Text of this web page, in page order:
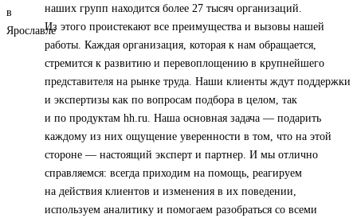
наших групп находится более 27 тысяч организаций.
Из этого проистекают все преимущества и вызовы нашей
работы. Каждая организация, которая к нам обращается,
стремится к развитию и перевоплощению в крупнейшего
представителя на рынке труда. Наши клиенты ждут поддержки
и экспертизы как по вопросам подбора в целом, так
и по продуктам hh.ru. Наша основная задача — подарить
каждому из них ощущение уверенности в том, что на этой
стороне — настоящий эксперт и партнер. И мы отлично
справляемся: всегда приходим на помощь, реагируем
на действия клиентов и изменения в их поведении,
используем аналитику и помогаем разобраться со всеми